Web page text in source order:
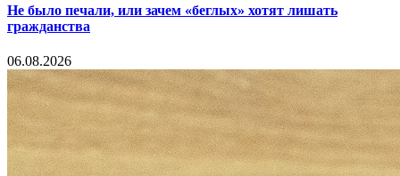
Не было печали, или зачем «беглых» хотят лишать
гражданства
06.08.2026